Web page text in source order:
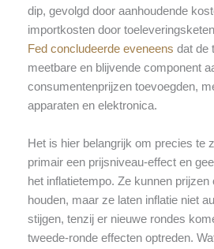
dip, gevolgd door aanhoudende
importkosten door
Fed concludeerde eveneens dat de
meetbare en blijvende component
consumentenprijzen toevoegden,
apparaten en elektronica.
Het is hier belangrijk om precies te
primair een prijsniveau-effect en
het inflatietempo. Ze kunnen
houden, maar ze laten inflatie niet
stijgen, tenzij er nieuwe rondes
tweede-ronde effecten optreden.